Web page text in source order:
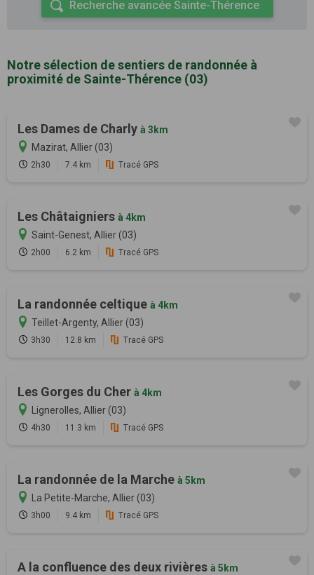
Recherche avancée Sainte-Thérence
Notre sélection de sentiers de randonnée à
proximité de Sainte-Thérence (03)
Les Dames de Charly à 3km
Mazirat, Allier (03)
2h30 7.4 km Tracé GPS
Les Châtaigniers à 4km
Saint-Genest, Allier (03)
2h00 6.2 km Tracé GPS
La randonnée celtique à 4km
Teillet-Argenty, Allier (03)
3h30 12.8 km Tracé GPS
Les Gorges du Cher à 4km
Lignerolles, Allier (03)
4h30 11.3 km Tracé GPS
La randonnée de la Marche à 5km
La Petite-Marche, Allier (03)
3h00 9.4 km Tracé GPS
A la confluence des deux rivières à 5km